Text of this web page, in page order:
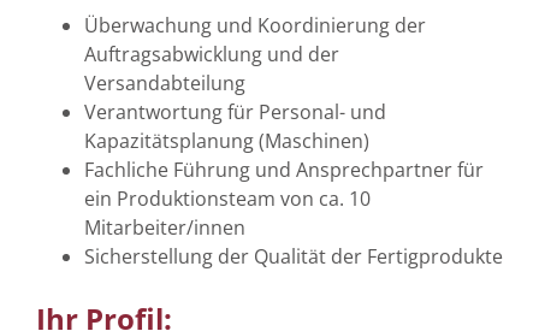
Überwachung und Koordinierung der
Auftragsabwicklung und der
Versandabteilung
Verantwortung für Personal- und
Kapazitätsplanung (Maschinen)
Fachliche Führung und Ansprechpartner für
ein Produktionsteam von ca. 10
Mitarbeiter/innen
Sicherstellung der Qualität der Fertigprodukte
Ihr Profil: